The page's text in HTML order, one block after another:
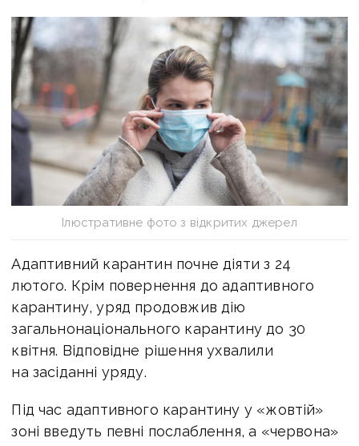
Ілюстративне фото з відкритих джерел
Адаптивний карантин почне діяти з 24
лютого. Крім повернення до адаптивного
карантину, уряд продовжив дію
загальнонаціонального карантину до 30
квітня. Відповідне рішення ухвалили
на засіданні уряду.
Під час адаптивного карантину у «жовтій»
зоні введуть певні послаблення, а «червона»